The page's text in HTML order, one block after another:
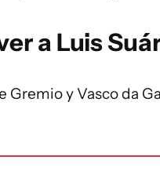
a Luis
Gremio y Vasco da